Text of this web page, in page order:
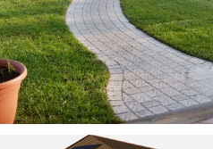
Piscina #04
Arredo Esterni